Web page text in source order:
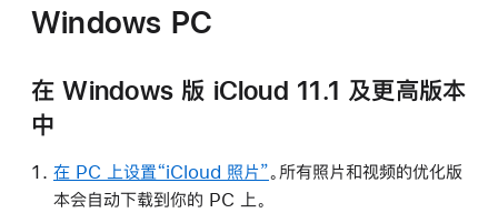
Windows PC
在 Windows 版 iCloud 11.1 及更高版本
中
在 PC 上设置“iCloud 照片”。所有照片和视频的优化版
本会自动下载到你的 PC 上。